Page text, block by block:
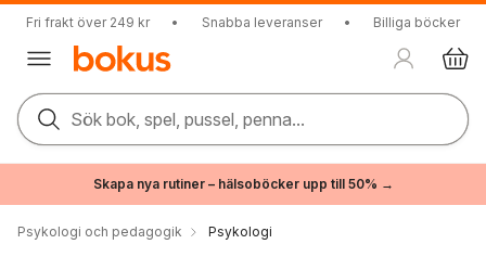
Fri frakt över 249 kr • Snabba leveranser • Billiga böcker
Sök bok, spel, pussel, penna...
Skapa nya rutiner – hälsoböcker upp till 50% →
Psykologi och pedagogik Psykologi